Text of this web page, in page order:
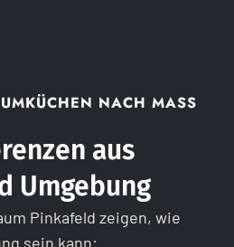
NACH MASS
aus
Umgebung
Pinkafeld zeigen, wie
sein kann: